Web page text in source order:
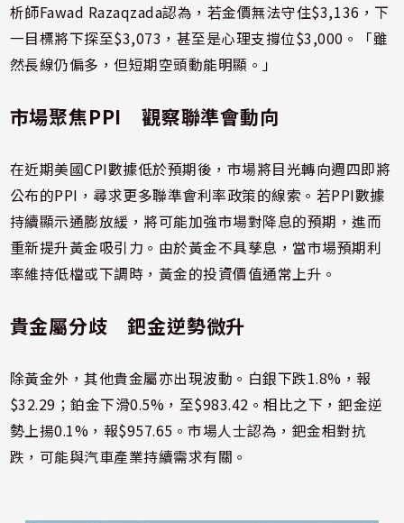
析師Fawad Razaqzada認為，若金價無法守住$3,136，下
一目標將下探至$3,073，甚至是心理支撐位$3,000。「雖
然長線仍偏多，但短期空頭動能明顯。」
市場聚焦PPI 觀察聯準會動向
在近期美國CPI數據低於預期後，市場將目光轉向週四即將
公布的PPI，尋求更多聯準會利率政策的線索。若PPI數據
持續顯示通膨放緩，將可能加強市場對降息的預期，進而
重新提升黃金吸引力。由於黃金不具孳息，當市場預期利
率維持低檔或下調時，黃金的投資價值通常上升。
貴金屬分歧 鈀金逆勢微升
除黃金外，其他貴金屬亦出現波動。白銀下跌1.8%，報
$32.29；鉑金下滑0.5%，至$983.42。相比之下，鈀金逆
勢上揚0.1%，報$957.65。市場人士認為，鈀金相對抗
跌，可能與汽車產業持續需求有關。